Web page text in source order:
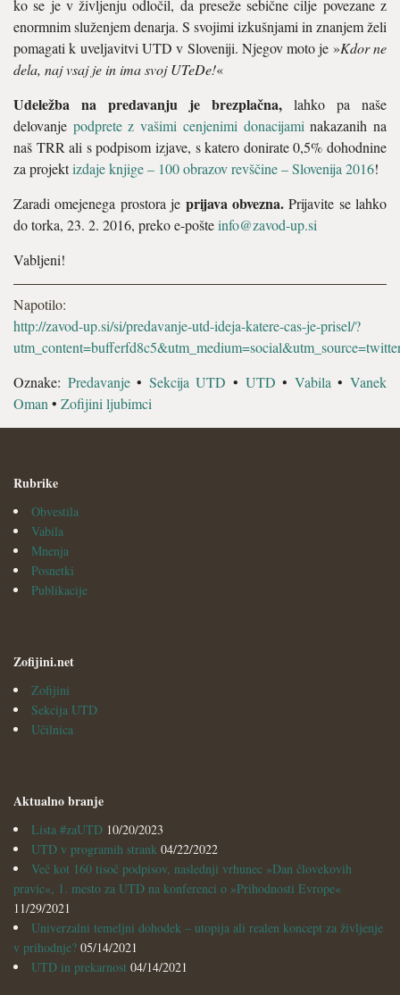
ko se je v življenju odločil, da preseže sebične cilje povezane z
enormnim služenjem denarja. S svojimi izkušnjami in znanjem želi
pomagati k uveljavitvi UTD v Sloveniji. Njegov moto je »Kdor ne
dela, naj vsaj je in ima svoj UTeDe!«
Udeležba na predavanju je brezplačna, lahko pa naše
delovanje podprete z vašimi cenjenimi donacijami nakazanih na
naš TRR ali s podpisom izjave, s katero donirate 0,5% dohodnine
za projektizdaje knjige – 100 obrazov revščine – Slovenija 2016!
Zaradi omejenega prostora je prijava obvezna.Prijavite se lahko
do torka, 23. 2. 2016, preko e-pošteinfo@zavod-up.si
Vabljeni!
Napotilo:
http://zavod-up.si/si/predavanje-utd-ideja-katere-cas-je-prisel/?
Oznake: Predavanje• Sekcija UTD • UTD • Vabila •Vanek
Oman • Zofijini ljubimci
Rubrike
Obvestila
Vabila
Mnenja
Posnetki
Publikacije
Zofijini.net
Zofijini
Sekcija UTD
Učilnica
Aktualno branje
Lista #zaUTD 10/20/2023
UTD v programih strank 04/22/2022
Več kot 160 tisoč podpisov, naslednji vrhunec »Dan človekovih
pravic«, 1. mesto za UTD na konferenci o »Prihodnosti Evrope«
11/29/2021
Univerzalni temeljni dohodek – utopija ali realen koncept za življenje
v prihodnje? 05/14/2021
UTD in prekarnost 04/14/2021